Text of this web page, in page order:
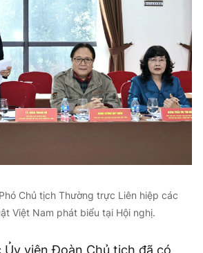
Chủ tịch Thường trực Liên hiệp các
Việt Nam phát biểu tại Hội nghị.
Ủy viên Đoàn Chủ tịch đã có